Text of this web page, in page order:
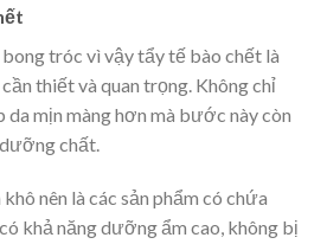
tróc vì vậy tẩy tế bào chết là
thiết và quan trọng. Không chỉ
mịn màng hơn mà bước này còn
chất.
nên là các sản phẩm có chứa
khả năng dưỡng ẩm cao, không bị